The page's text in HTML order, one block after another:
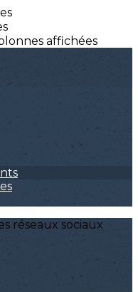
affichées
réseaux sociaux